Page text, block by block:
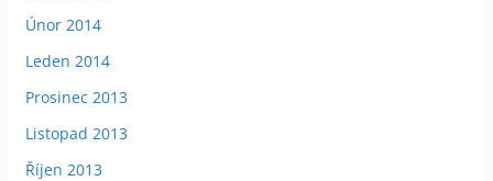
Únor 2014
Leden 2014
Prosinec 2013
Listopad 2013
Říjen 2013